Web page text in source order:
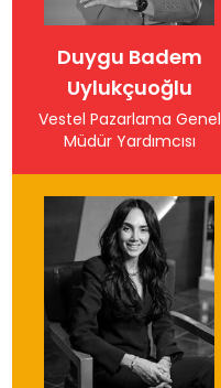
Duygu Badem
Uylukçuoğlu
Vestel Pazarlama Genel
Müdür Yardımcısı